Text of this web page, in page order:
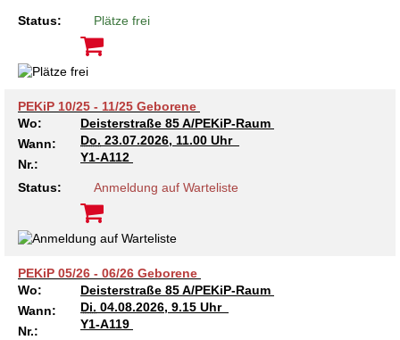
Kindertagesstätte Klaus-Müller-Kilian-Weg /
“Mäuseburg” / Familienzentrum
Kindertagesstätte Langes Feld “Deisterspatzen”
Familienzentrum
Kindertagesstätte Petermannstraße /
Familienzentrum
Kindertagesstätte Pfarrlandplatz
Kindertagesstätte Rosenbergstraße
Kindertagesstätte Hiltrud-Grote-Weg
Kindertagesstätte Johannes-Lau-Hof
Familienzentrum
Kindertagesstätte Klaus-Müller-Kilian-Weg /
“Mäuseburg” / Familienzentrum
Kindertagesstätte König-Ludwig-Straße
Kindertagesstätte Langes Feld “Deisterspatzen”
Status: Plätze frei
PEKiP 10/25 - 11/25 Geborene
Wo:
Deisterstraße 85 A/PEKiP-Raum
Wann:
Do. 23.07.2026, 11.00 Uhr
Nr.:
Y1-A112
Status: Anmeldung auf Warteliste
PEKiP 05/26 - 06/26 Geborene
Wo:
Deisterstraße 85 A/PEKiP-Raum
Wann:
Di. 04.08.2026, 9.15 Uhr
Nr.:
Y1-A119